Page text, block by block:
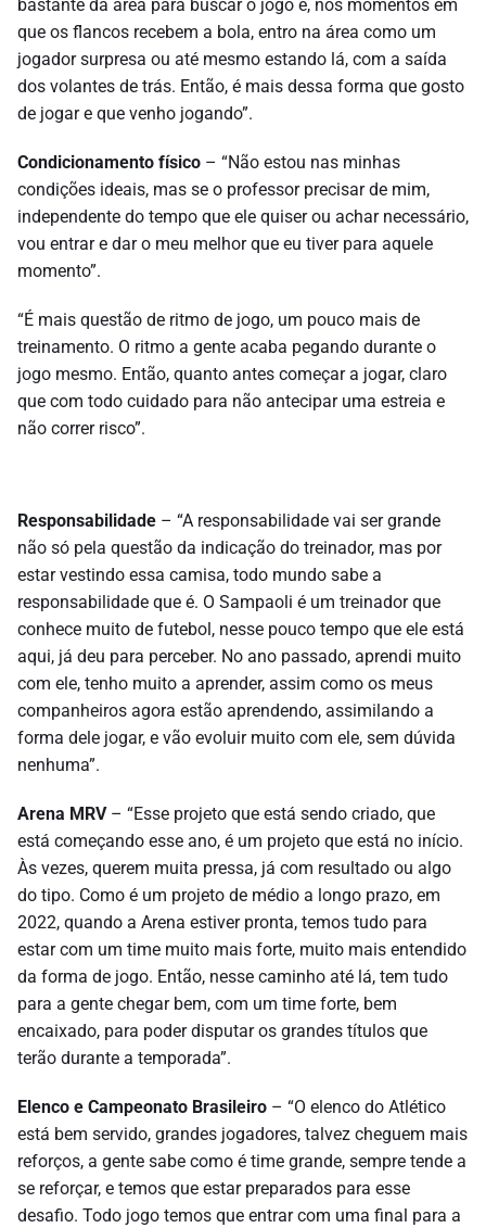
bastante da área para buscar o jogo e, nos momentos em
que os flancos recebem a bola, entro na área como um
jogador surpresa ou até mesmo estando lá, com a saída
dos volantes de trás. Então, é mais dessa forma que gosto
de jogar e que venho jogando”.
Condicionamento físico – “Não estou nas minhas
condições ideais, mas se o professor precisar de mim,
independente do tempo que ele quiser ou achar necessário,
vou entrar e dar o meu melhor que eu tiver para aquele
momento”.
“É mais questão de ritmo de jogo, um pouco mais de
treinamento. O ritmo a gente acaba pegando durante o
jogo mesmo. Então, quanto antes começar a jogar, claro
que com todo cuidado para não antecipar uma estreia e
não correr risco”.
Responsabilidade – “A responsabilidade vai ser grande
não só pela questão da indicação do treinador, mas por
estar vestindo essa camisa, todo mundo sabe a
responsabilidade que é. O Sampaoli é um treinador que
conhece muito de futebol, nesse pouco tempo que ele está
aqui, já deu para perceber. No ano passado, aprendi muito
com ele, tenho muito a aprender, assim como os meus
companheiros agora estão aprendendo, assimilando a
forma dele jogar, e vão evoluir muito com ele, sem dúvida
nenhuma”.
Arena MRV– “Esse projeto que está sendo criado, que
está começando esse ano, é um projeto que está no início.
Às vezes, querem muita pressa, já com resultado ou algo
do tipo. Como é um projeto de médio a longo prazo, em
2022, quando a Arena estiver pronta, temos tudo para
estar com um time muito mais forte, muito mais entendido
da forma de jogo. Então, nesse caminho até lá, tem tudo
para a gente chegar bem, com um time forte, bem
encaixado, para poder disputar os grandes títulos que
terão durante a temporada”.
Elenco e Campeonato Brasileiro – “O elenco do Atlético
está bem servido, grandes jogadores, talvez cheguem mais
reforços, a gente sabe como é time grande, sempre tende a
se reforçar, e temos que estar preparados para esse
desafio. Todo jogo temos que entrar com uma final para a